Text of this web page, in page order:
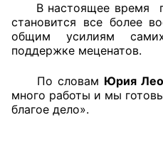
Комиссии
Экспертный совет ОП
Совет ОП КО
Общественный штаб
В настоящее время
становится все более
общим усилиям
поддержке меценатов.
По словам Юрия
много работы и мы
благое дело».